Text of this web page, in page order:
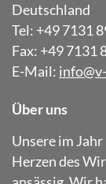
Deutschland
Tel: +49 7131
Fax: +49 7131
E-Mail:
Über uns
Unsere im
Herzen des